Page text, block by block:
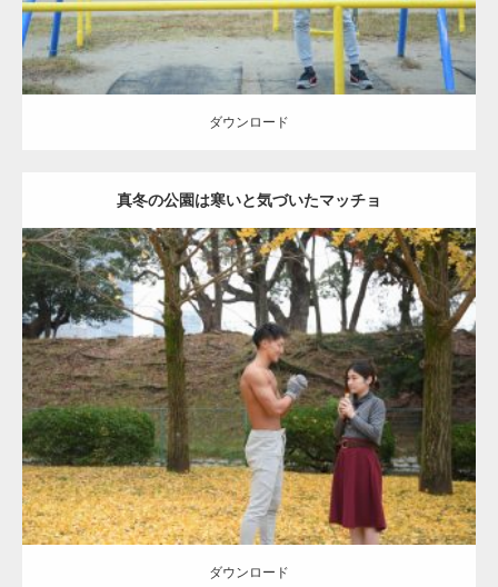
ダウンロード
真冬の公園は寒いと気づいたマッチョ
Update: 2021.07.8
Category:公園のマッチョ その他 AKIHITO(細マッチョ) 上腕三頭筋
肩
ダウンロード
ダウンロード